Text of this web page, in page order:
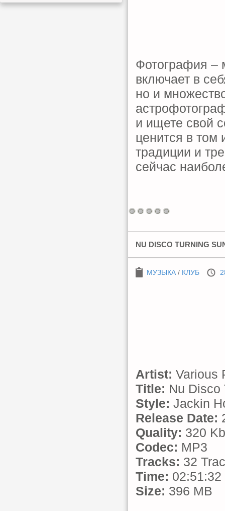
Фотография –
включает в
но и
и ищете свой
ценится в том
традиции и
сейчас
NU DISCO TURNING
МУЗЫКА / КЛУБ
Artist: Various
Title: Nu Disco
Style: Jackin
Release Date:
Quality: 320
Codec: MP3
Tracks: 32
Time: 02:51:32
Size: 396 MB